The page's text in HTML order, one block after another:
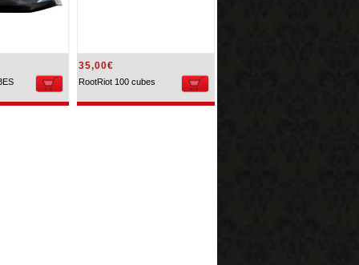
35,00€
RootRiot 100 cubes